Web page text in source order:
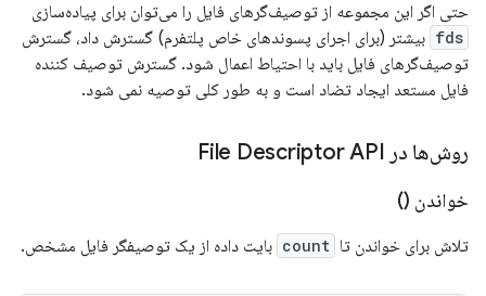
حتی اگر این مجموعه از توصیف‌گرهای فایل را می‌توان برای پیاده‌سازی
fds بیشتر (برای اجرای پسوندهای خاص پلتفرم) گسترش داد، گسترش
توصیف‌گرهای فایل باید با احتیاط اعمال شود. گسترش توصیف کننده
فایل مستعد ایجاد تضاد است و به طور کلی توصیه نمی شود.
روش‌ها در File Descriptor API
خواندن ()
تلاش برای خواندن تا count بایت داده از یک توصیفگر فایل مشخص.